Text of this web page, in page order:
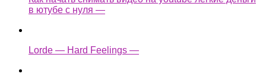
в ютубе с нуля —
Lorde — Hard Feelings —